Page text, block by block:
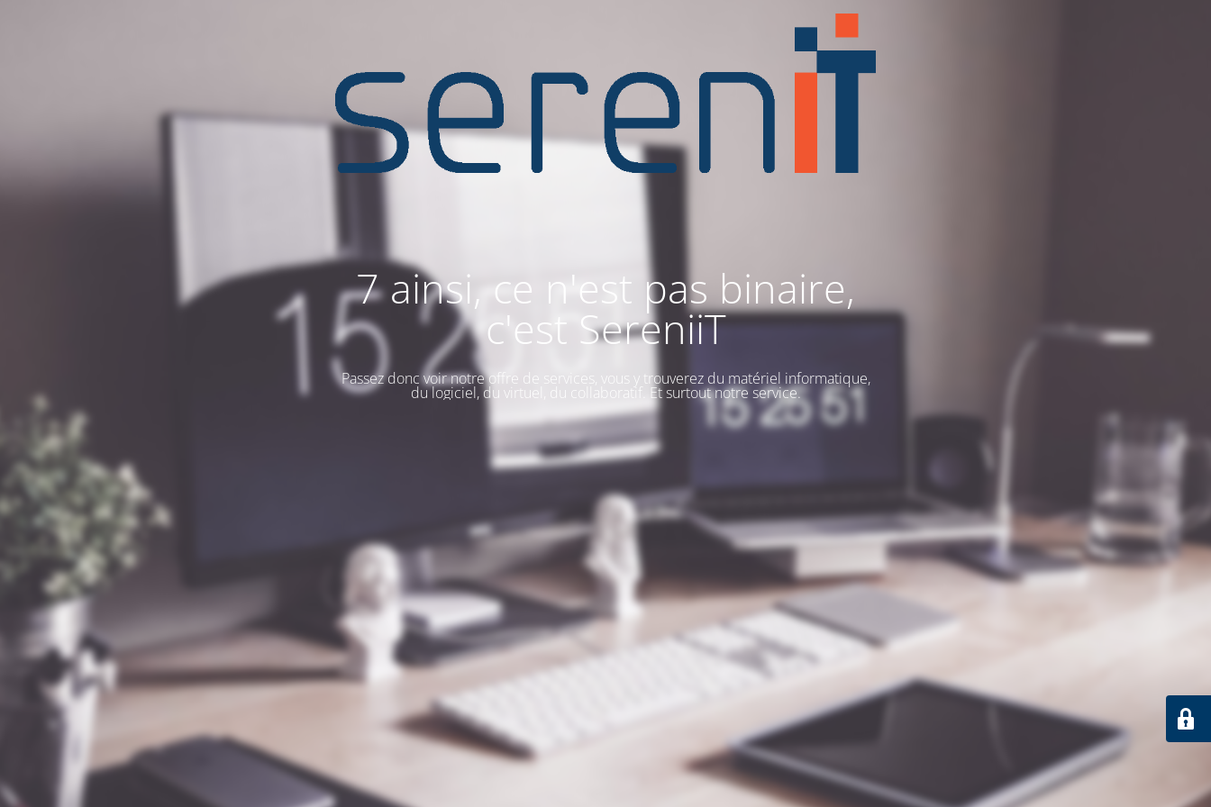
7 ainsi, ce n'est pas binaire,
c'est SereniiT
Passez donc voir notre offre de services, vous y trouverez du matériel informatique,
du logiciel, du virtuel, du collaboratif. Et surtout notre service.